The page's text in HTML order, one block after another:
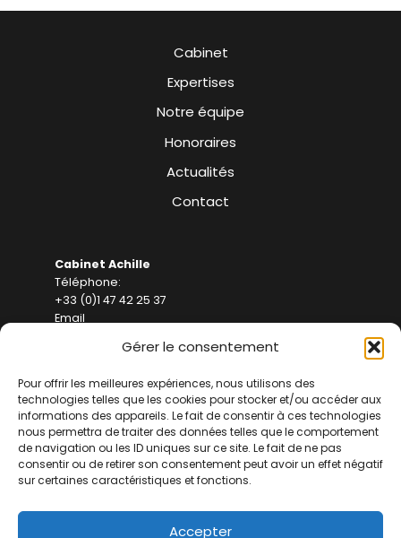
Gérer le consentement
Pour offrir les meilleures expériences, nous utilisons des
technologies telles que les cookies pour stocker et/ou accéder aux
informations des appareils. Le fait de consentir à ces technologies
nous permettra de traiter des données telles que le comportement
de navigation ou les ID uniques sur ce site. Le fait de ne pas
consentir ou de retirer son consentement peut avoir un effet négatif
sur certaines caractéristiques et fonctions.
Accepter
Cabinet Achille
Téléphone:
+33 (0)1 47 42 25 37
Email
Adresse
Achille Avocats
5 Av. Alphand, 75116 Paris
Cabinet
Expertises
Notre équipe
Honoraires
Actualités
Contact